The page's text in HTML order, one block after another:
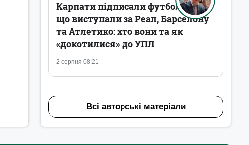
2 серпня 08:21
Карпати підписали футболістів,
що виступали за Реал, Барселону
та Атлетико: хто вони та як
«докотилися» до УПЛ
Всі авторські матеріали